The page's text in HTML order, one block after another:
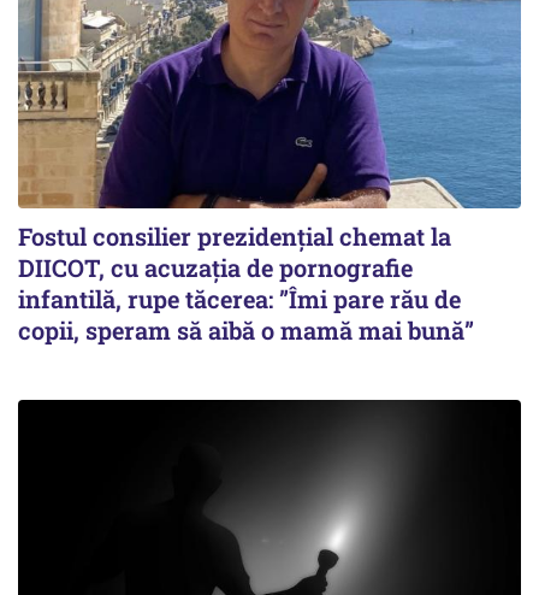
Fostul consilier prezidențial chemat la
DIICOT, cu acuzația de pornografie
infantilă, rupe tăcerea: ”Îmi pare rău de
copii, speram să aibă o mamă mai bună”